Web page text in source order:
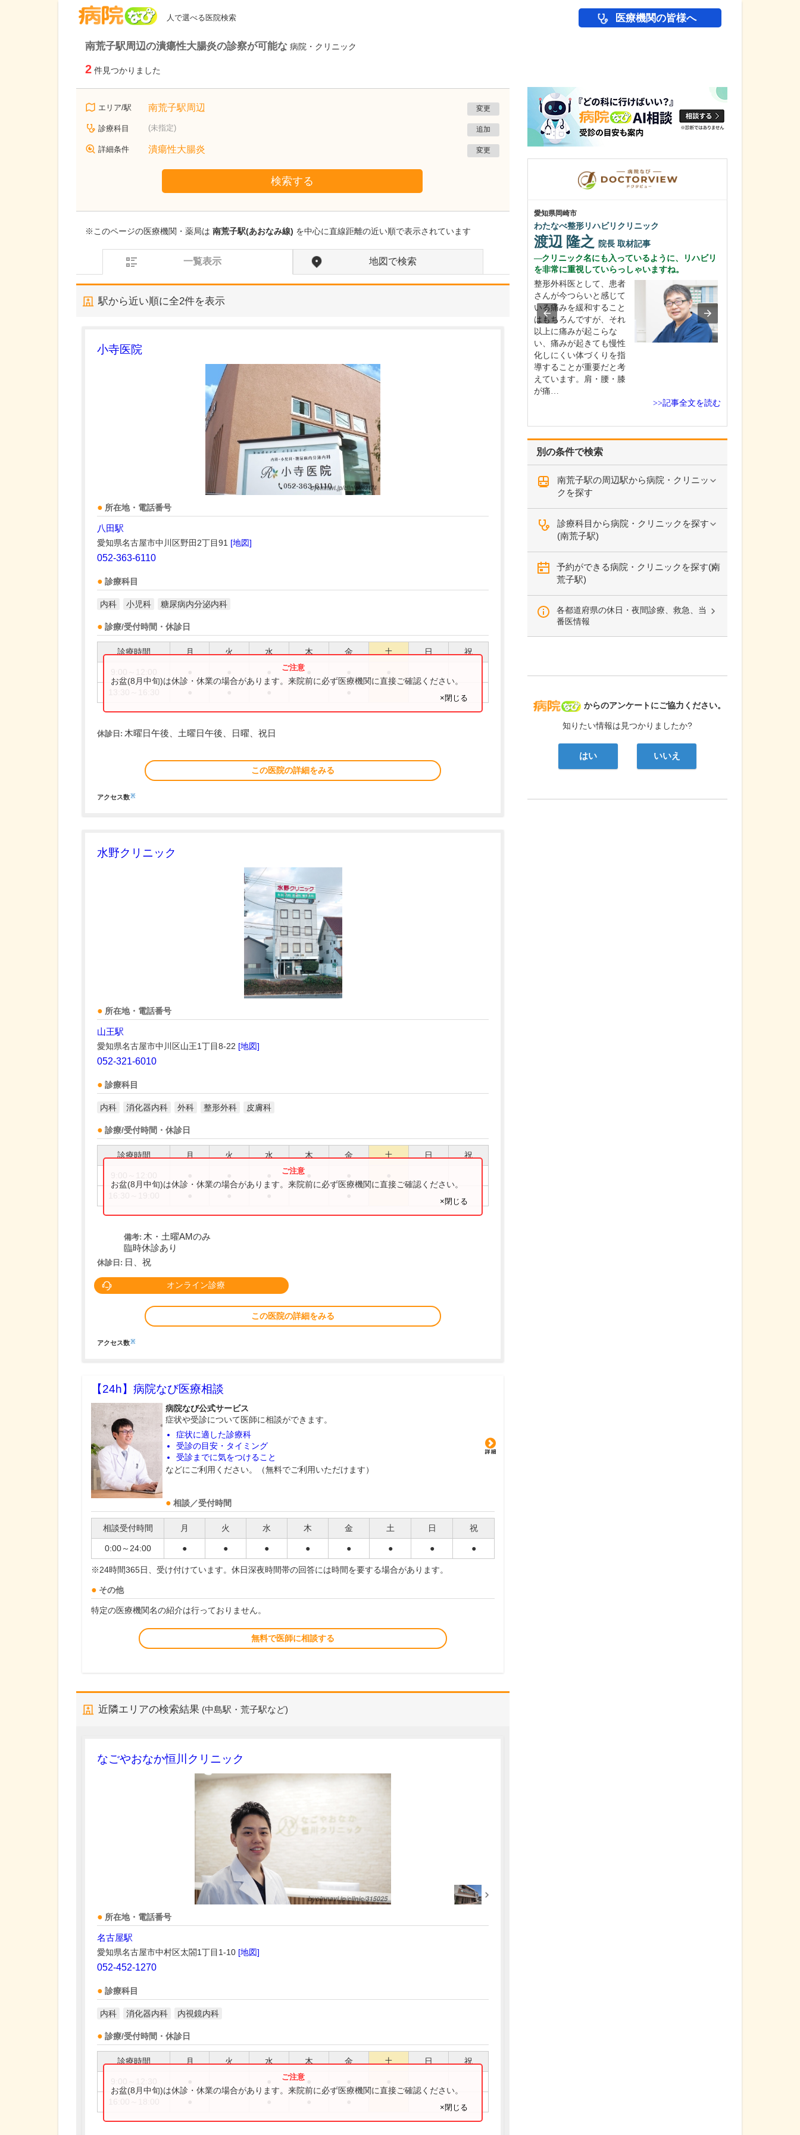
人で選べる医院検索 医療機関の皆様へ
南荒子駅周辺の潰瘍性大腸炎の診察が可能な 病院・クリニック
2 件見つかりました
エリア/駅 南荒子駅周辺 変更
診療科目 (未指定) 追加
詳細条件 潰瘍性大腸炎 変更
検索する
※このページの医療機関・薬局は 南荒子駅(あおなみ線) を中心に直線距離の近い順で表示されています
一覧表示 地図で検索
駅から近い順に全2件を表示
小寺医院
所在地・電話番号
八田駅
愛知県名古屋市中川区野田2丁目91 [地図]
052-363-6110
診療科目
内科 小児科 糖尿病内分泌内科
診療/受付時間・休診日
診療時間 月 火 水 木 金 土 日 祝
お盆(8月中旬)は休診・休業の場合があります。来院前に必ず医療機関に直接ご確認ください。
×閉じる
休診日: 木曜日午後、土曜日午後、日曜、祝日
この医院の詳細をみる
アクセス数※
水野クリニック
所在地・電話番号
山王駅
愛知県名古屋市中川区山王1丁目8-22 [地図]
052-321-6010
診療科目
内科 消化器内科 外科 整形外科 皮膚科
診療/受付時間・休診日
診療時間 月 火 水 木 金 土 日 祝
お盆(8月中旬)は休診・休業の場合があります。来院前に必ず医療機関に直接ご確認ください。
×閉じる
備考: 木・土曜AMのみ
臨時休診あり
休診日: 日、祝
オンライン診療
この医院の詳細をみる
アクセス数※
【24h】 病院なび医療相談
病院なび公式サービス
症状や受診について医師に相談ができます。
症状に適した診療科
受診の目安・タイミング
受診までに気をつけること
などにご利用ください。（無料でご利用いただけます）
相談／受付時間
相談受付時間 月 火 水 木 金 土 日 祝
0:00～24:00 ● ● ● ● ● ● ● ●
※24時間365日、受け付けています。休日深夜時間帯の回答には時間を要する場合があります。
その他
特定の医療機関名の紹介は行っておりません。
無料で医師に相談する
近隣エリアの検索結果 (中島駅・荒子駅など)
なごやおなか恒川クリニック
所在地・電話番号
名古屋駅
愛知県名古屋市中村区太閤1丁目1-10 [地図]
052-452-1270
診療科目
内科 消化器内科 内視鏡内科
診療/受付時間・休診日
診療時間 月 火 水 木 金 土 日 祝
お盆(8月中旬)は休診・休業の場合があります。来院前に必ず医療機関に直接ご確認ください。
×閉じる
別の条件で検索
南荒子駅の周辺駅から病院・クリニッ
クを探す
診療科目から病院・クリニックを探す
(南荒子駅)
予約ができる病院・クリニックを探す(南
荒子駅)
各都道府県の休日・夜間診療、救急、当
番医情報
病院なび
からのアンケートにご協力ください。
知りたい情報は見つかりましたか?
はい いいえ
愛知県岡崎市
田那村産婦人科
日々の診療において、心がけていることを教え
産科としては、生まれて
んに対しては私やスタッ
フも、家族と接するとき
の…
愛知県岡崎市
わたなべ整形リハビリクリニック
渡辺 隆之 院長 取材記事
クリニック名にも入っているように、リハビリ
を非常に重視していらっしゃいますね。
整形外科医として、患者
さんが今つらいと感じて
いる痛みを緩和すること
はもちろんですが、それ
以上に痛みが起こらな
い、痛みが起きても慢性
化しにくい体づくりを指
導することが重要だと考
えています。肩・腰・膝
が痛…
>>記事全文を読む